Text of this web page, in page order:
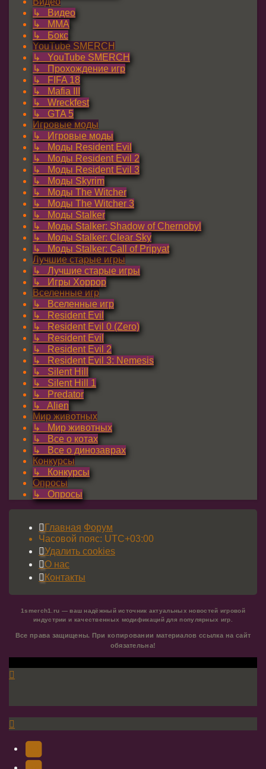
↳ Видео
↳ ММА
↳ Бокс
YouTube SMERCH
↳ YouTube SMERCH
↳ Прохождение игр
↳ FIFA 18
↳ Mafia III
↳ Wreckfest
↳ GTA 5
Игровые моды
↳ Игровые моды
↳ Моды Resident Evil
↳ Моды Resident Evil 2
↳ Моды Resident Evil 3
↳ Моды Skyrim
↳ Моды The Witcher
↳ Моды The Witcher 3
↳ Моды Stalker
↳ Моды Stalker: Shadow of Chernobyl
↳ Моды Stalker: Clear Sky
↳ Моды Stalker: Call of Pripyat
Лучшие старые игры
↳ Лучшие старые игры
↳ Игры Хоррор
Вселенные игр
↳ Вселенные игр
↳ Resident Evil
↳ Resident Evil 0 (Zero)
↳ Resident Evil
↳ Resident Evil 2
↳ Resident Evil 3: Nemesis
↳ Silent Hill
↳ Silent Hill 1
↳ Predator
↳ Alien
Мир животных
↳ Мир животных
↳ Все о котах
↳ Все о динозаврах
Конкурсы
↳ Конкурсы
Опросы
↳ Опросы
Главная Форум
Часовой пояс: UTC+03:00
Удалить cookies
О нас
Контакты
1smerch1.ru — ваш надёжный источник актуальных новостей игровой
индустрии и качественных модификаций для популярных игр.
Все права защищены. При копировании материалов ссылка на сайт
обязательна!